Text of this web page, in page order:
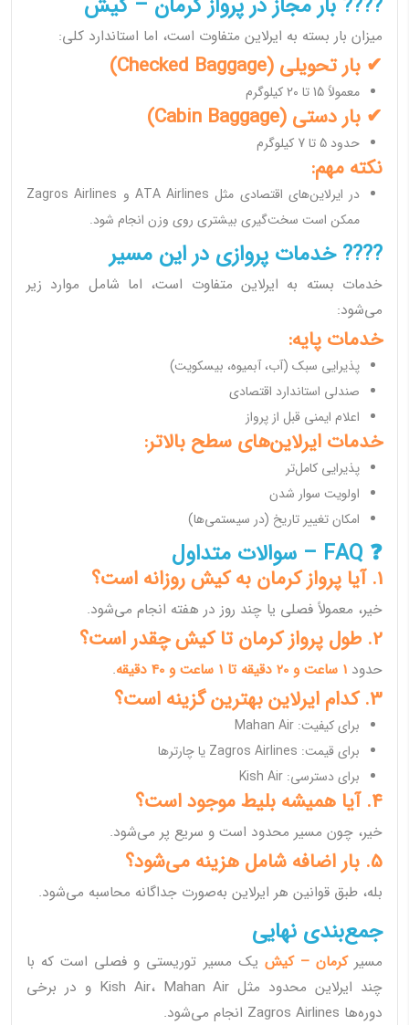
میزان بار بسته به ایرلاین متفاوت است، اما استاندارد کلی:
✔ بار تحویلی (Checked Baggage)
معمولاً 15 تا 20 کیلوگرم
✔ بار دستی (Cabin Baggage)
حدود 5 تا 7 کیلوگرم
نکته مهم:
در ایرلاین‌های اقتصادی مثل ATA Airlines و Zagros Airlines
ممکن است سخت‌گیری بیشتری روی وزن انجام شود.
???? خدمات پروازی در این مسیر
خدمات بسته به ایرلاین متفاوت است، اما شامل موارد زیر
می‌شود:
خدمات پایه:
پذیرایی سبک (آب، آبمیوه، بیسکویت)
صندلی استاندارد اقتصادی
اعلام ایمنی قبل از پرواز
خدمات ایرلاین‌های سطح بالاتر:
پذیرایی کامل‌تر
اولویت سوار شدن
امکان تغییر تاریخ (در سیستمی‌ها)
❓ FAQ – سوالات متداول
1. آیا پرواز کرمان به کیش روزانه است؟
خیر، معمولاً فصلی یا چند روز در هفته انجام می‌شود.
2. طول پرواز کرمان تا کیش چقدر است؟
حدود 1 ساعت و 20 دقیقه تا 1 ساعت و 40 دقیقه .
3. کدام ایرلاین بهترین گزینه است؟
برای کیفیت: Mahan Air
برای قیمت: Zagros Airlines یا چارترها
برای دسترسی: Kish Air
4. آیا همیشه بلیط موجود است؟
خیر، چون مسیر محدود است و سریع پر می‌شود.
5. بار اضافه شامل هزینه می‌شود؟
بله، طبق قوانین هر ایرلاین به‌صورت جداگانه محاسبه می‌شود.
جمع‌بندی نهایی
مسیرکرمان – کیش یک مسیر توریستی و فصلی است که با
چند ایرلاین محدود مثل Kish Air، Mahan Air و در برخی
دوره‌ها Zagros Airlines انجام می‌شود.